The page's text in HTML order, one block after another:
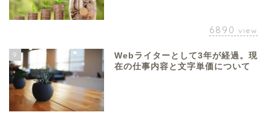
6890 view
9
Webライターとして3年が経過。現
在の仕事内容と文字単価について